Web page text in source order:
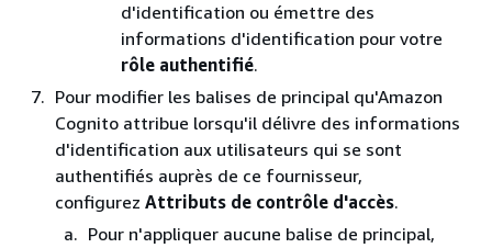
d'identification ou émettre des
informations d'identification pour votre
rôle authentifié.
Pour modifier les balises de principal qu'Amazon
Cognito attribue lorsqu'il délivre des informations
d'identification aux utilisateurs qui se sont
authentifiés auprès de ce fournisseur,
configurez Attributs de contrôle d'accès.
Pour n'appliquer aucune balise de principal,